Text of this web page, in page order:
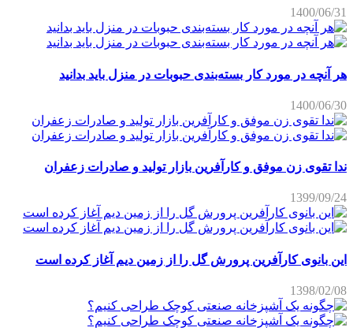
1400/06/31
هر آنچه در مورد کار بسته‌بندی حبوبات در منزل باید بدانید
1400/06/30
ندا تقوی زن موفق و کارآفرین بازار تولید و صادرات زعفران
1399/09/24
این بانوی کارآفرین پرورش گل را از زمین دیم آغاز کرده است
1398/02/08